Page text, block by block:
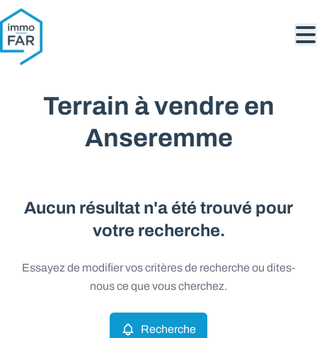
Aller au contenu principal
Terrain à vendre en
Anseremme
Aucun résultat n'a été trouvé pour
votre recherche.
Essayez de modifier vos critères de recherche ou dites-
nous ce que vous cherchez.
Recherche